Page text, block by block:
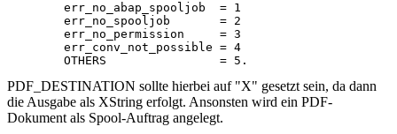
        err_no_abap_spooljob  = 1
        err_no_spooljob       = 2
        err_no_permission     = 3
        err_conv_not_possible = 4
PDF_DESTINATION sollte hierbei auf "X" gesetzt sein, da dann
die Ausgabe als XString erfolgt. Ansonsten wird ein PDF-
Dokument als Spool-Auftrag angelegt.